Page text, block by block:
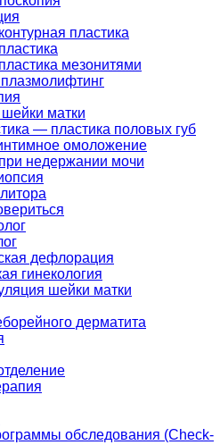
пластика
мезонитями
матки
— пластика половых губ
омоложение
недержании мочи
дефлорация
гинекология
шейки матки
дерматита
обследования (Check-